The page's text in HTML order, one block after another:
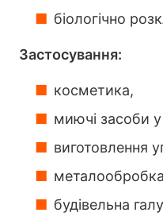
біологічно
Застосування:
косметика,
миючі засоби
виготовлення
будівельна